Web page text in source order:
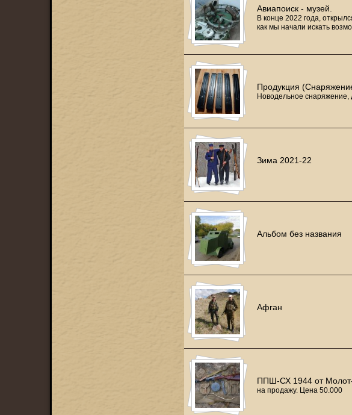
Авиапоиск - музей.
В конце 2022 года,
как мы начали искать
Продукция
Новодельное снаряжение,
Зима 2021-22
Альбом без названия
Афган
ППШ-СХ 1944 от
на продажу. Цена 50.000